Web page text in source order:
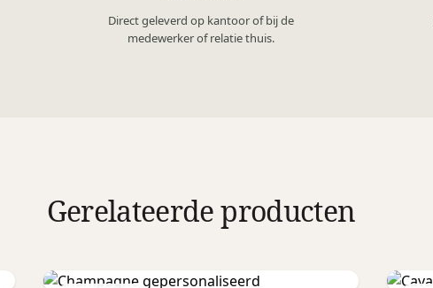
Direct geleverd op kantoor of bij de
medewerker of relatie thuis.
Gerelateerde producten